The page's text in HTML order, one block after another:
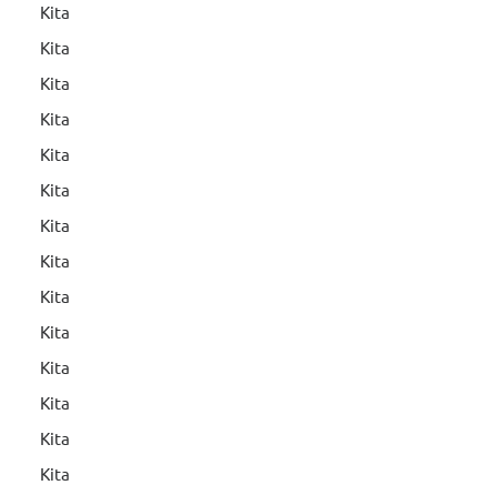
Kita
Kita
Kita
Kita
Kita
Kita
Kita
Kita
Kita
Kita
Kita
Kita
Kita
Kita